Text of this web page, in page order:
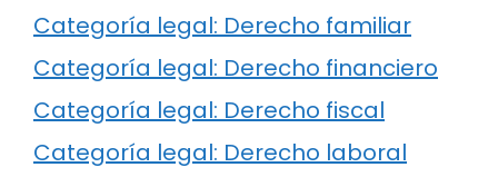
Categoría legal: Derecho familiar
Categoría legal: Derecho financiero
Categoría legal: Derecho fiscal
Categoría legal: Derecho laboral